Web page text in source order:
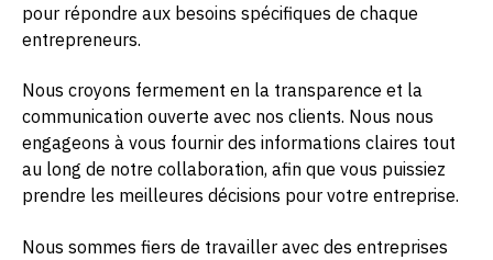
pour répondre aux besoins spécifiques de chaque
entrepreneurs.
Nous croyons fermement en la transparence et la
communication ouverte avec nos clients. Nous nous
engageons à vous fournir des informations claires tout
au long de notre collaboration, afin que vous puissiez
prendre les meilleures décisions pour votre entreprise.
Nous sommes fiers de travailler avec des entreprises